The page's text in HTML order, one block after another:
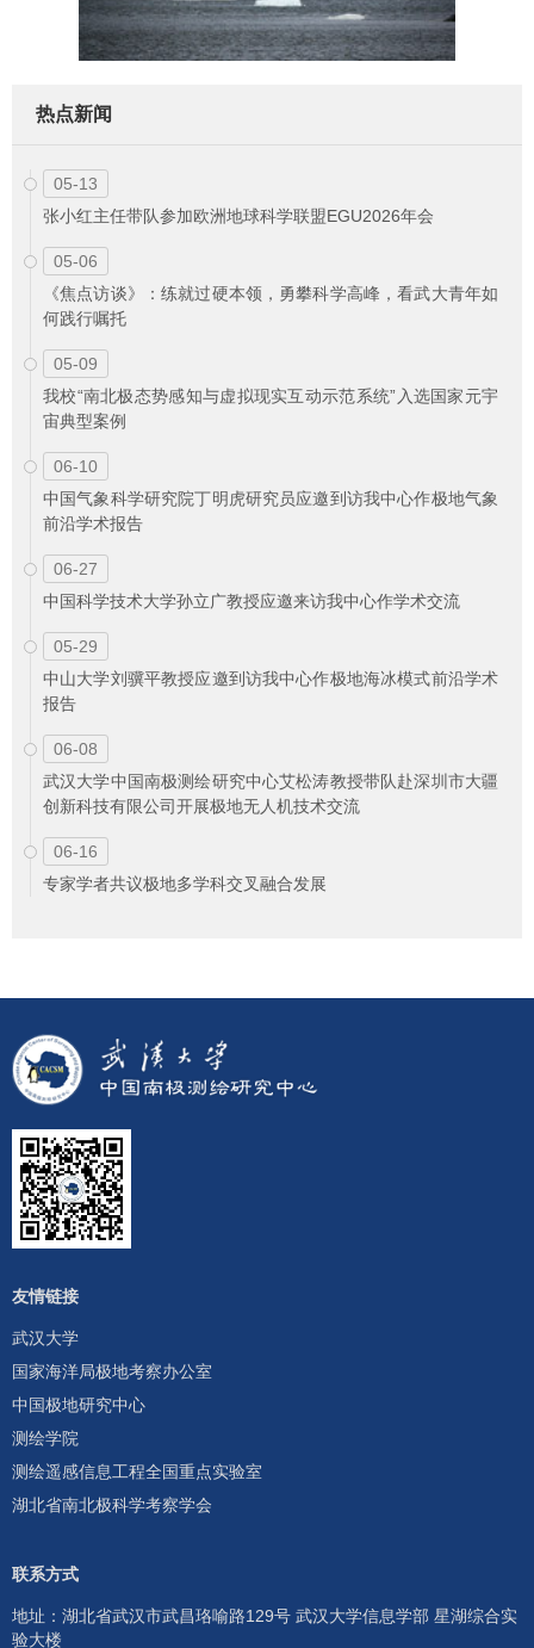
热点新闻
05-13
张小红主任带队参加欧洲地球科学联盟EGU2026年会
05-06
《焦点访谈》：练就过硬本领，勇攀科学高峰，看武大青年如
何践行嘱托
05-09
我校“南北极态势感知与虚拟现实互动示范系统”入选国家元宇
宙典型案例
06-10
中国气象科学研究院丁明虎研究员应邀到访我中心作极地气象
前沿学术报告
06-27
中国科学技术大学孙立广教授应邀来访我中心作学术交流
05-29
中山大学刘骥平教授应邀到访我中心作极地海冰模式前沿学术
报告
06-08
武汉大学中国南极测绘研究中心艾松涛教授带队赴深圳市大疆
创新科技有限公司开展极地无人机技术交流
06-16
专家学者共议极地多学科交叉融合发展
友情链接
武汉大学
国家海洋局极地考察办公室
中国极地研究中心
测绘学院
测绘遥感信息工程全国重点实验室
湖北省南北极科学考察学会
联系方式
地址：湖北省武汉市武昌珞喻路129号 武汉大学信息学部 星湖综合实
验大楼